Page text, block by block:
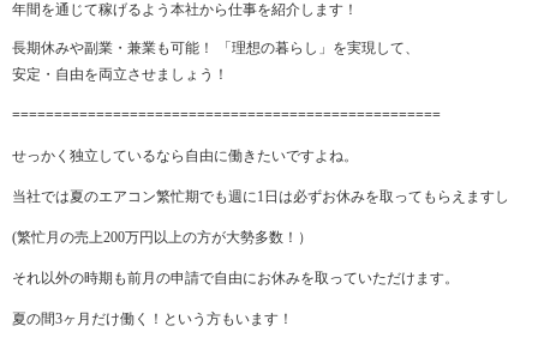
年間を通じて稼げるよう本社から仕事を紹介します！
長期休みや副業・兼業も可能！ 「理想の暮らし」を実現して、
安定・自由を両立させましょう！
===================================================
せっかく独立しているなら自由に働きたいですよね。
当社では夏のエアコン繁忙期でも週に1日は必ずお休みを取ってもらえますし
(繁忙月の売上200万円以上の方が大勢多数！）
それ以外の時期も前月の申請で自由にお休みを取っていただけます。
夏の間3ヶ月だけ働く！という方もいます！